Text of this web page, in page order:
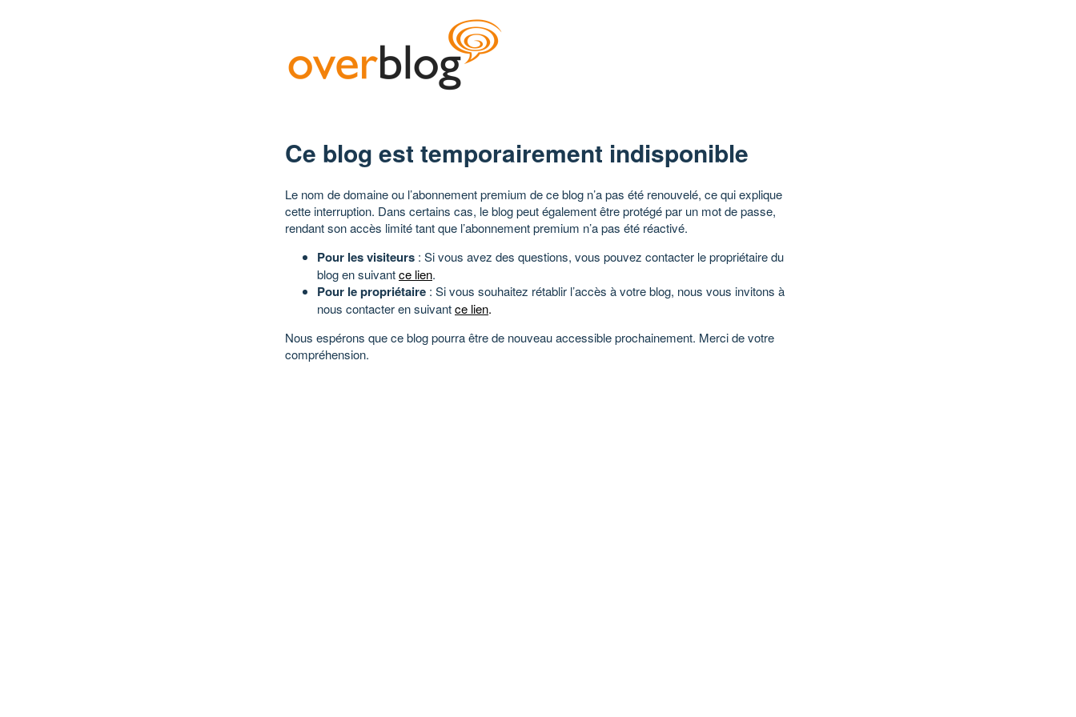
Ce blog est temporairement indisponible
Le nom de domaine ou l’abonnement premium de ce blog n’a pas été renouvelé, ce qui explique
cette interruption. Dans certains cas, le blog peut également être protégé par un mot de passe,
rendant son accès limité tant que l’abonnement premium n’a pas été réactivé.
Pour les visiteurs : Si vous avez des questions, vous pouvez contacter le propriétaire du
blog en suivantce lien.
Pour le propriétaire : Si vous souhaitez rétablir l’accès à votre blog, nous vous invitons à
nous contacter en suivantce lien.
Nous espérons que ce blog pourra être de nouveau accessible prochainement. Merci de votre
compréhension.